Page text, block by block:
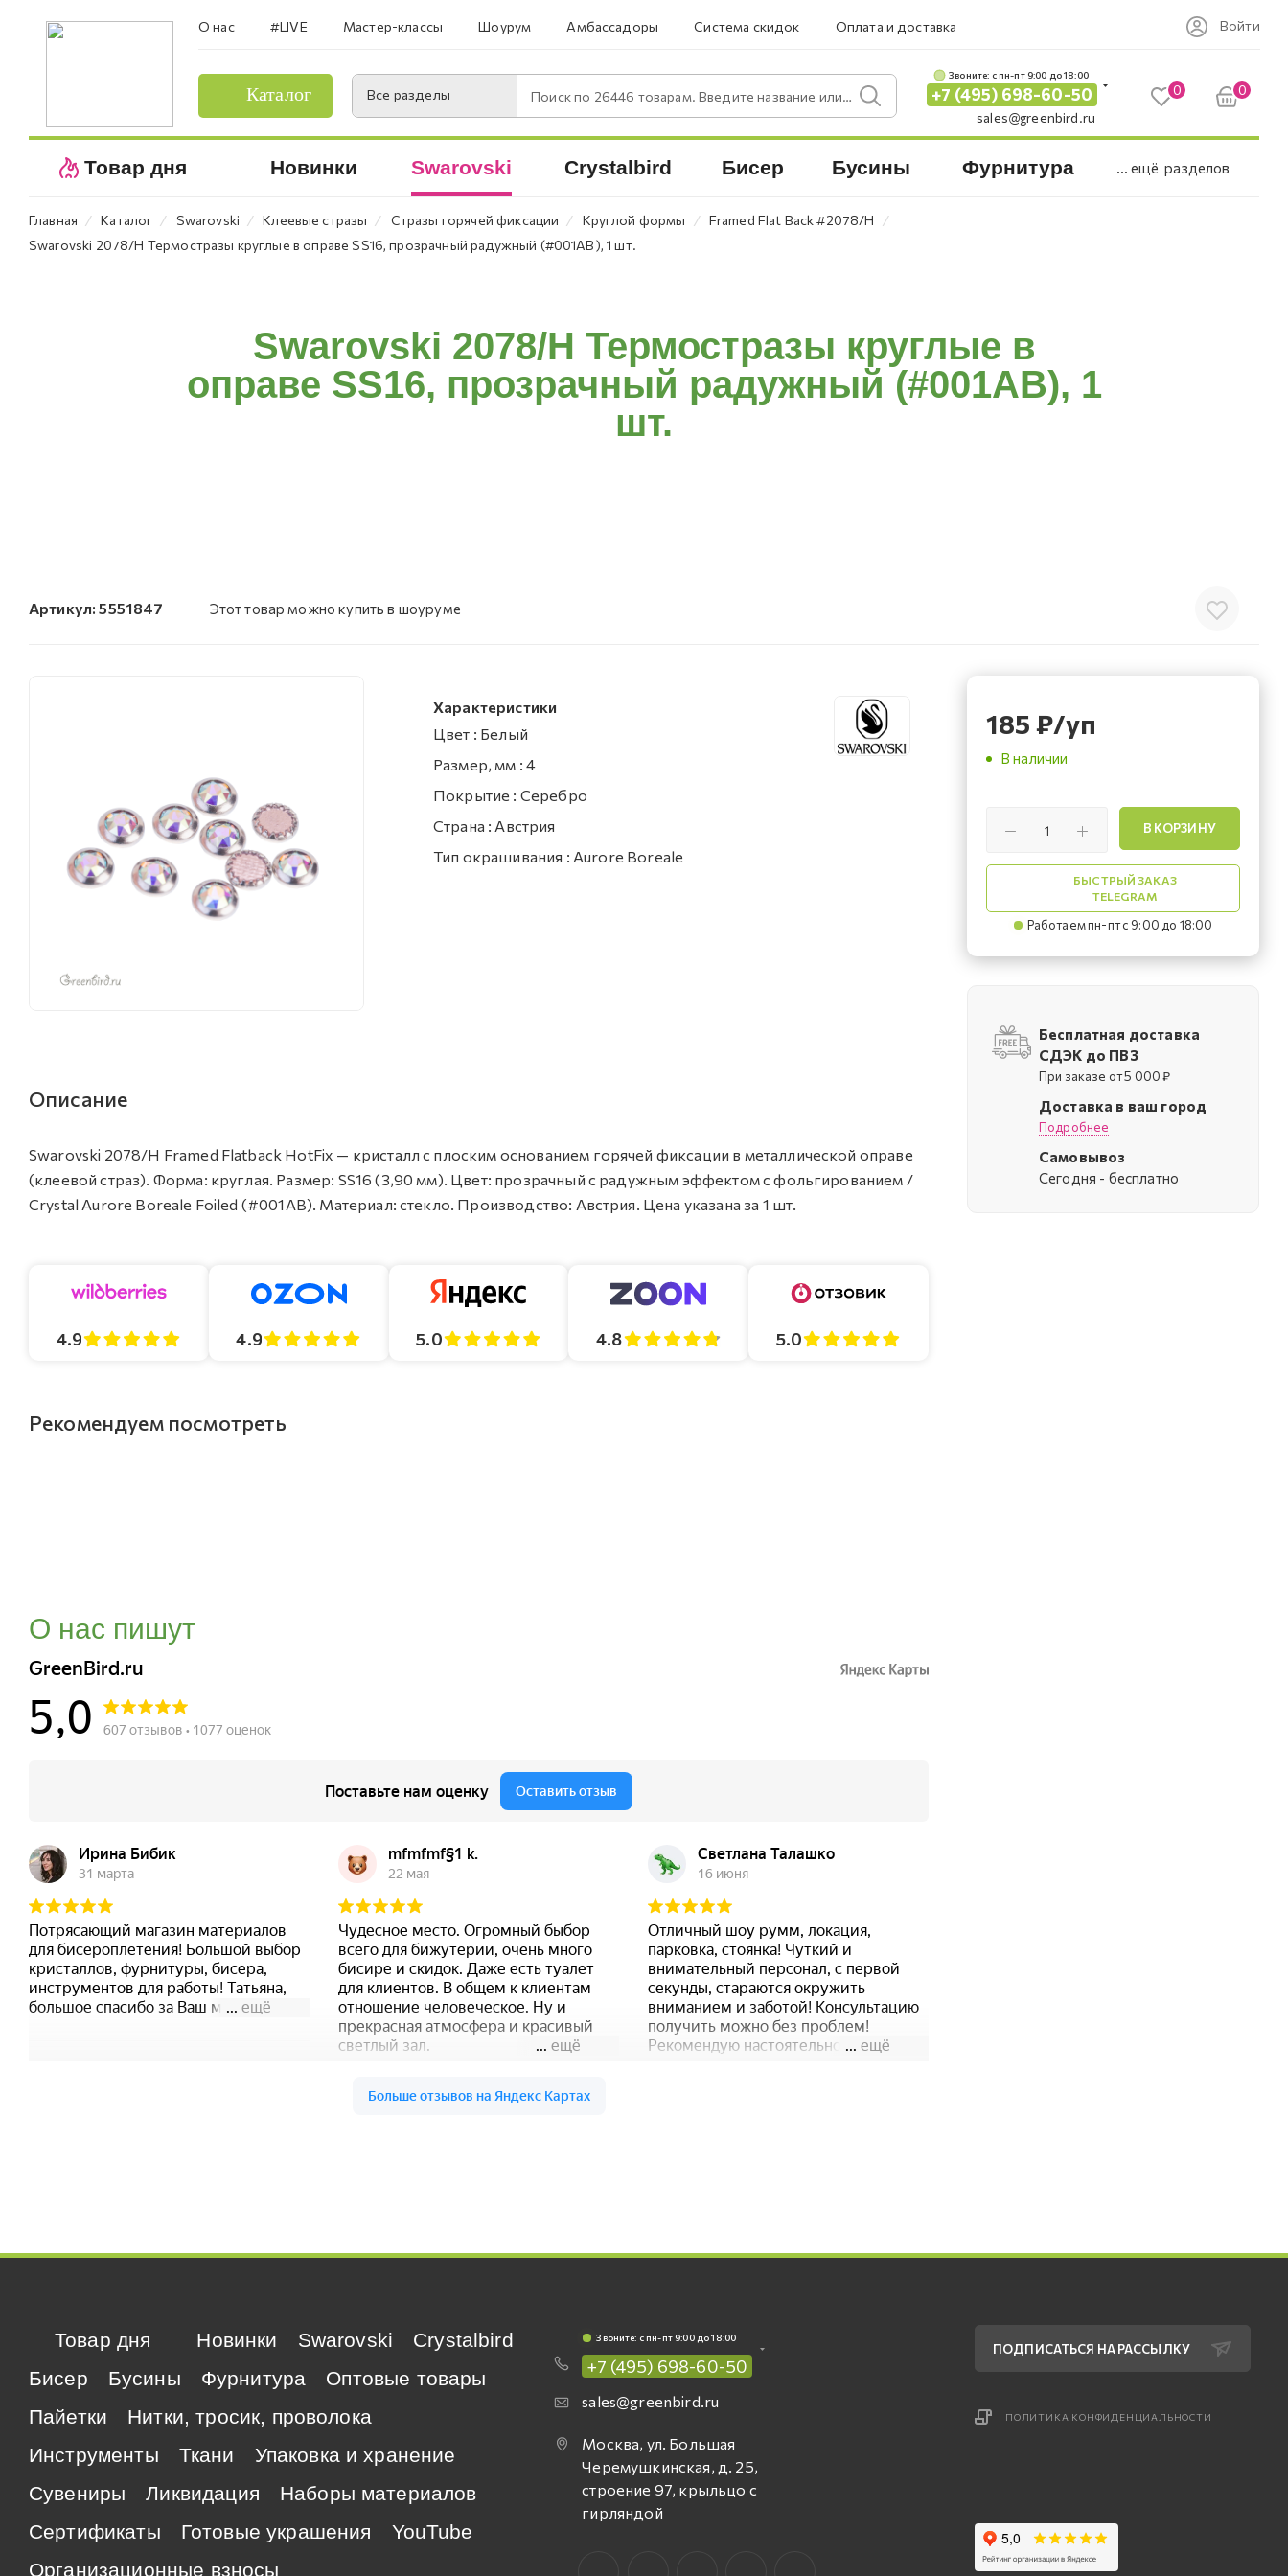
О нас #LIVE Мастер-классы Шоурум Амбассадоры Система скидок Оплата и доставка Войти
Каталог Все разделы Поиск по 26446 товарам. Введите название или артикул.
Звоните: c пн-пт 9:00 до 18:00
+7 (495) 698-60-50
sales@greenbird.ru
0 0
Товар дня Новинки Swarovski Crystalbird Бисер Бусины Фурнитура ... ещё разделов
Главная ⁄ Каталог ⁄ Swarovski ⁄ Клеевые стразы ⁄ Стразы горячей фиксации ⁄ Круглой формы ⁄ Framed Flat Back #2078/H ⁄
Swarovski 2078/H Термостразы круглые в оправе SS16, прозрачный радужный (#001AB), 1 шт.
Swarovski 2078/H Термостразы круглые в
оправе SS16, прозрачный радужный (#001AB), 1
шт.
Артикул: 5551847 Этот товар можно купить в шоуруме
Характеристики
Цвет : Белый
Размер, мм : 4
Покрытие : Серебро
Страна : Австрия
Тип окрашивания : Aurore Boreale
Описание
Swarovski 2078/H Framed Flatback HotFix — кристалл с плоским основанием горячей фиксации в металлической оправе
(клеевой страз). Форма: круглая. Размер: SS16 (3,90 мм). Цвет: прозрачный с радужным эффектом с фольгированием /
Crystal Aurore Boreale Foiled (#001AB). Материал: стекло. Производство: Австрия. Цена указана за 1 шт.
4.9 4.9 5.0 4.8 5.0
Рекомендуем посмотреть
О нас пишут
185 ₽/уп
В наличии
В КОРЗИНУ
БЫСТРЫЙ ЗАКАЗ
TELEGRAM
Работаем пн-пт с 9:00 до 18:00
Бесплатная доставка
СДЭК до ПВЗ
При заказе от 5 000 ₽
Доставка в ваш город
Подробнее
Самовывоз
Cегодня - бесплатно
Товар дня Новинки Swarovski
Crystalbird
Бисер
Бусины Фурнитура
Оптовые товары
Пайетки
Нитки, тросик, проволока
Инструменты
Ткани
Упаковка и хранение
Сувениры
Ликвидация
Наборы материалов
Сертификаты
Готовые украшения
YouTube
Организационные взносы
Звоните: c пн-пт 9:00 до 18:00
+7 (495) 698-60-50
sales@greenbird.ru
Москва, ул. Большая
Черемушкинская, д. 25,
строение 97, крыльцо с
гирляндой
ПОДПИСАТЬСЯ НА РАССЫЛКУ
ПОЛИТИКА КОНФИДЕНЦИАЛЬНОСТИ